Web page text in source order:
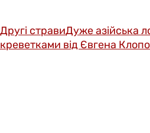
Другі стравиДуже азійська
креветками від Євгена